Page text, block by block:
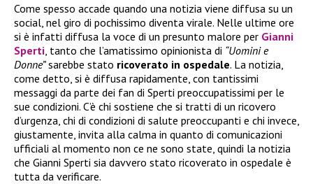
Come spesso accade quando una notizia viene diffusa su un
social, nel giro di pochissimo diventa virale. Nelle ultime ore
si è infatti diffusa la voce di un presunto malore per Gianni
Sperti , tanto che l’amatissimo opinionista di “Uomini e
Donne”sarebbe stato ricoverato in ospedale. La notizia,
come detto, si è diffusa rapidamente, con tantissimi
messaggi da parte dei fan di Sperti preoccupatissimi per le
sue condizioni. C’è chi sostiene che si tratti di un ricovero
d’urgenza, chi di condizioni di salute preoccupanti e chi invece,
giustamente, invita alla calma in quanto di comunicazioni
ufficiali al momento non ce ne sono state, quindi la notizia
che Gianni Sperti sia davvero stato ricoverato in ospedale è
tutta da verificare.